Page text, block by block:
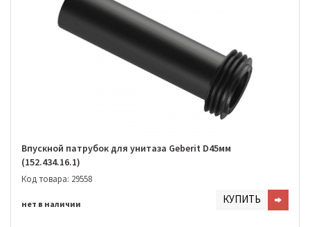
Впускной патрубок для унитаза Geberit D45мм
(152.434.16.1)
Код товара: 29558
нет в наличии КУПИТЬ